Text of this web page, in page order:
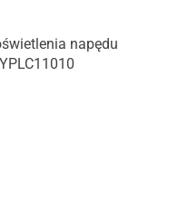
napędu